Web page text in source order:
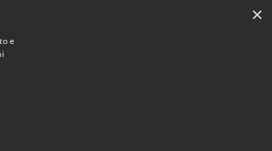
Veronese • Powered by
×
e